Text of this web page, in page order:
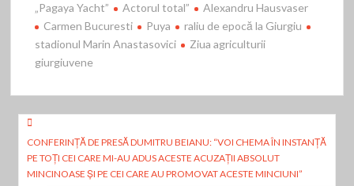
e
b
o
o
k
to
d
n
ai
l
ta
je
ă
„Pagaya Yacht” Actorul total”
Alexandru Hausvaser
Carmen Bucuresti
Puya
raliu de epocă la Giurgiu
stadionul Marin Anastasovici
Ziua agriculturii
giurgiuvene
Navigare
în
articole
CONFERINŢĂ DE PRESĂ DUMITRU BEIANU: “VOI CHEMA ÎN INSTANŢĂ
PE TOŢI CEI CARE MI-AU ADUS ACESTE ACUZAŢII ABSOLUT
MINCINOASE ŞI PE CEI CARE AU PROMOVAT ACESTE MINCIUNI”